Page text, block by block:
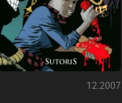
12.2007